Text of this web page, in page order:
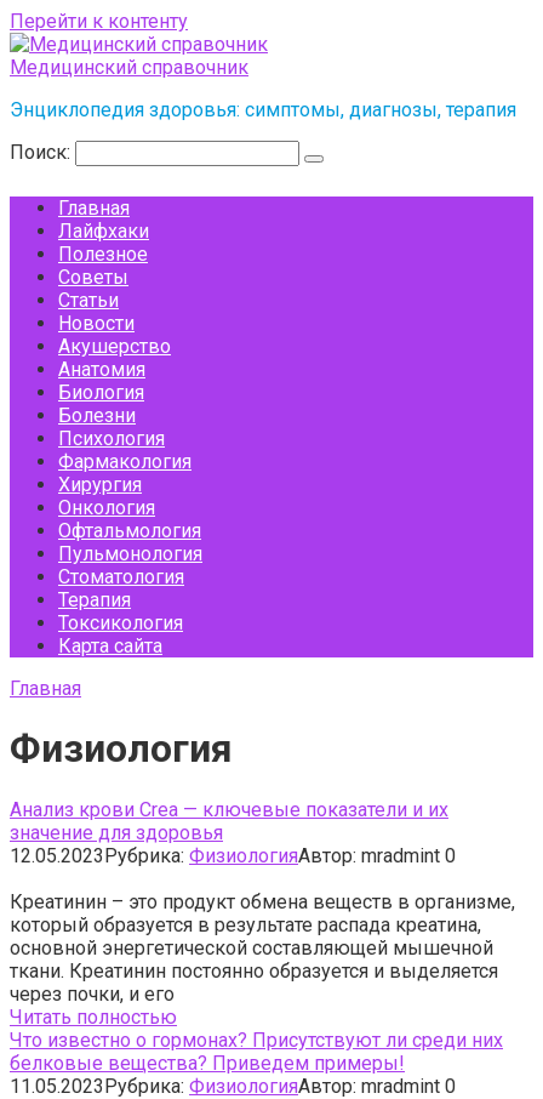
Перейти к контенту
Медицинский справочник
Энциклопедия здоровья: симптомы, диагнозы, терапия
Поиск:
Главная
Лайфхаки
Полезное
Советы
Статьи
Новости
Акушерство
Анатомия
Биология
Болезни
Психология
Фармакология
Хирургия
Онкология
Офтальмология
Пульмонология
Стоматология
Терапия
Токсикология
Карта сайта
Главная
Физиология
Анализ крови Crea — ключевые показатели и их
значение для здоровья
12.05.2023Рубрика: ФизиологияАвтор: mradmint 0
Креатинин – это продукт обмена веществ в организме,
который образуется в результате распада креатина,
основной энергетической составляющей мышечной
ткани. Креатинин постоянно образуется и выделяется
через почки, и его
Читать полностью
Что известно о гормонах? Присутствуют ли среди них
белковые вещества? Приведем примеры!
11.05.2023Рубрика: ФизиологияАвтор: mradmint 0